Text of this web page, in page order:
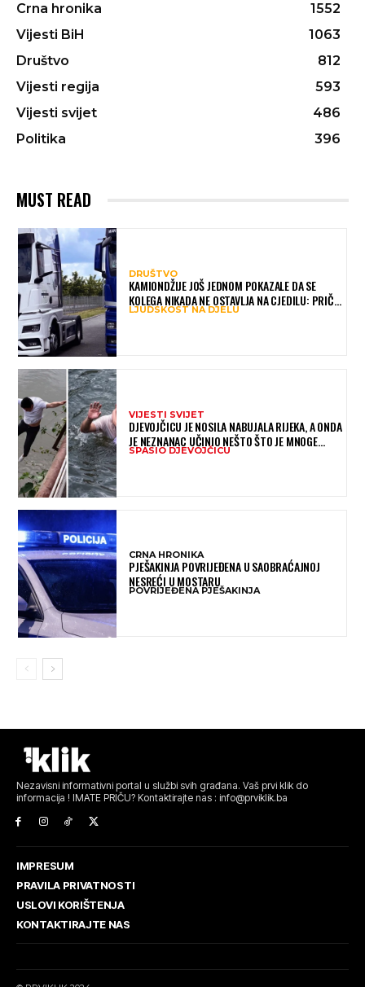
Crna hronika
1552
Vijesti BiH
1063
Društvo
812
Vijesti regija
593
Vijesti svijet
486
Politika
396
MUST READ
DRUŠTVO
KAMIONDŽIJE JOŠ JEDNOM POKAZALE DA SE
KOLEGA NIKADA NE OSTAVLJA NA CJEDILU: PRIČA
IZ HAMBURGA DIRNULA MNOGE
LJUDSKOST NA DJELU
VIJESTI SVIJET
DJEVOJČICU JE NOSILA NABUJALA RIJEKA, A ONDA
JE NEZNANAC UČINIO NEŠTO ŠTO JE MNOGE
OSTAVILO BEZ RIJEČI
SPASIO DJEVOJČICU
CRNA HRONIKA
PJEŠAKINJA POVRIJEĐENA U SAOBRAĆAJNOJ
NESREĆI U MOSTARU
POVRIJEĐENA PJEŠAKINJA
Nezavisni informativni portal u službi svih građana. Vaš prvi klik do
informacija ! IMATE PRIČU? Kontaktirajte nas : info@prviklik.ba
IMPRESUM
PRAVILA PRIVATNOSTI
USLOVI KORIŠTENJA
KONTAKTIRAJTE NAS